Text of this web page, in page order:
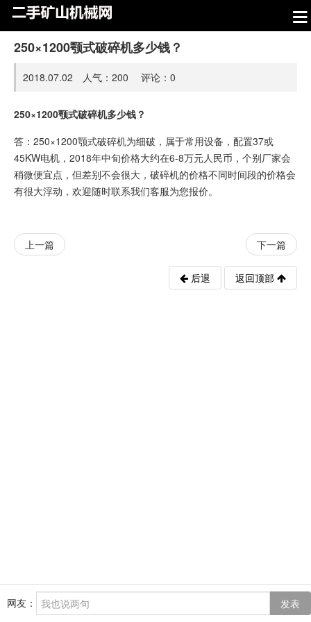
250×1200颚式破碎机多少钱？
2018.07.02 人气： 200 评论： 0
250×1200颚式破碎机多少钱？
答：250×1200颚式破碎机为细破，属于常用设备，配置37或
45KW电机，2018年中旬价格大约在6-8万元人民币，个别厂家会
稍微便宜点，但差别不会很大，破碎机的价格不同时间段的价格会
有很大浮动，欢迎随时联系我们客服为您报价。
上一篇 下一篇
后退 返回顶部
网友： 发表